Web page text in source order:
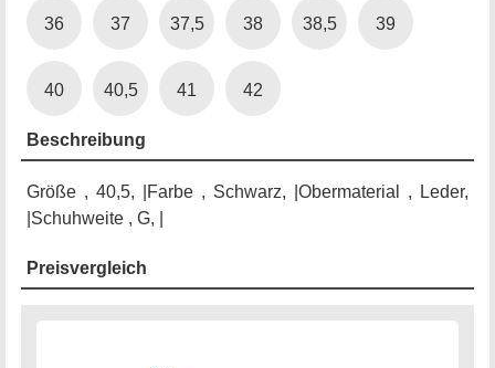
36 37 37,5 38 38,5 39
40 40,5 41 42
Beschreibung
Größe , 40,5, |Farbe , Schwarz, |Obermaterial , Leder,
|Schuhweite , G, |
Preisvergleich